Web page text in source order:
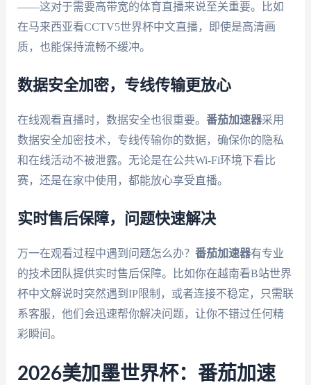
——这对于需要高带宽的体育直播来说至关重要。比如
在马来西亚看CCTV5世界杯中文直播，即使是高清画
质，也能保持流畅不缓冲。
数据安全加密，专线传输更放心
在线观看直播时，数据安全也很重要。 番茄加速器采用
数据安全加密技术，专线传输你的数据，确保你的隐私
和在线活动不被泄露。无论是在公共Wi-Fi环境下看比
赛，还是在家中使用，都能放心享受直播。
实时售后保障，问题快速解决
万一在观看过程中遇到问题怎么办？ 番茄加速器有专业
的技术团队提供实时售后保障。比如你在越南看B站世界
杯中文解说时突然遇到IP限制，或者连接不稳定，只需联
系客服，他们会迅速帮你解决问题，让你不错过任何精
彩瞬间。
2026美加墨世界杯：番茄加速